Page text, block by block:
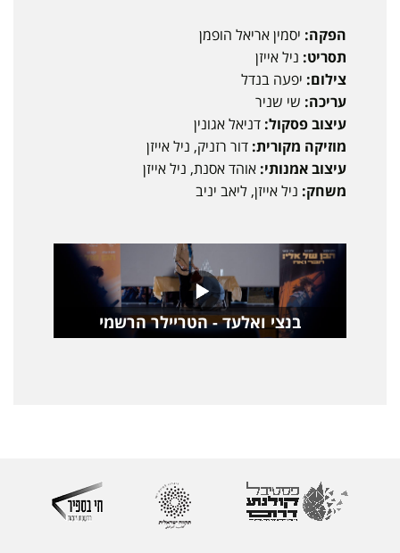
הפקה: יסמין אריאל הופמן
תסריט: ניל אייזן
צילום: יפעה בנדל
עריכה: שי שניר
עיצוב פסקול: דניאל אגונין
מוזיקה מקורית: דור רזניק, ניל אייזן
עיצוב אמנותי: אוהד אסנת, ניל אייזן
משחק: ניל אייזן, ליאב יניב
בנצי ואלעד - הטריילר הרשמי